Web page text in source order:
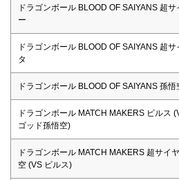
ドラゴンボール BLOOD OF SAIYANS 超サ
ー
ドラゴンボール BLOOD OF SAIYANS 超
タ
ドラゴンボール BLOOD OF SAIYANS 孫悟
ドラゴンボール MATCH MAKERS ビルス
ゴッド孫悟空)
ドラゴンボール MATCH MAKERS 超サイ
空 (VS ビルス)